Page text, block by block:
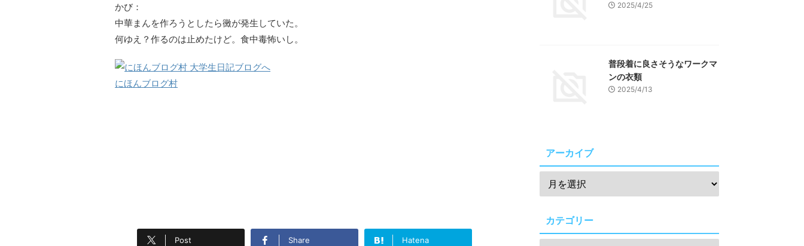
かび：
中華まんを作ろうとしたら黴が発生していた。
何ゆえ？作るのは止めたけど。食中毒怖いし。
にほんブログ村
Post Share Hatena
2025/4/25
普段着に良さそうなワークマ
ンの衣類
2025/4/13
アーカイブ
カテゴリー